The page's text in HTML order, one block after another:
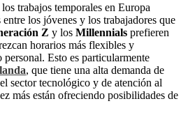
trabajos temporales en Europa
los jóvenes y los trabajadores que
Z y los Millennials prefieren
horarios más flexibles y
Esto es particularmente
, que tiene una alta demanda de
sector tecnológico y de atención al
más están ofreciendo posibilidades de